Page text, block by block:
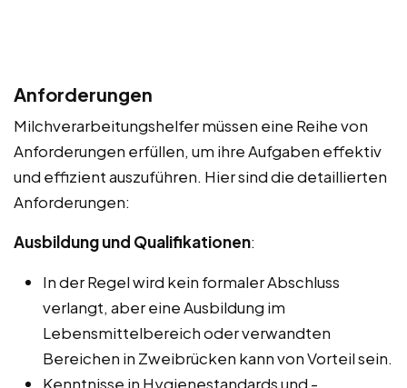
Anforderungen
Milchverarbeitungshelfer müssen eine Reihe von
Anforderungen erfüllen, um ihre Aufgaben effektiv
und effizient auszuführen. Hier sind die detaillierten
Anforderungen:
Ausbildung und Qualifikationen:
In der Regel wird kein formaler Abschluss
verlangt, aber eine Ausbildung im
Lebensmittelbereich oder verwandten
Bereichen in Zweibrücken kann von Vorteil sein.
Kenntnisse in Hygienestandards und -